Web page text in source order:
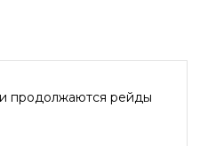
продолжаются рейды